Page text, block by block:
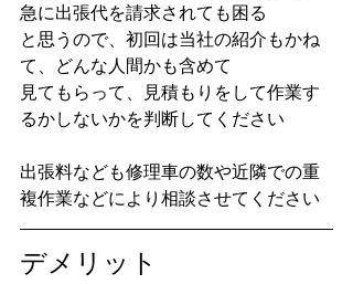
急に出張代を請求されても困る
と思うので、初回は当社の紹介もかね
て、どんな人間かも含めて
見てもらって、見積もりをして作業す
るかしないかを判断してください
出張料なども修理車の数や近隣での重
複作業などにより相談させてください
デメリット